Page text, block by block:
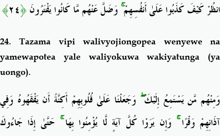
انظُرْ كَيْفَ كَذَبُوا عَلَىٰ أَنفُسِهِمْۚوَضَلَّ عَنْهُم مَّا كَانُوا يَفْتَرُونَ﴿٢٤﴾
24. Tazama vipi walivyojiongopea wenyewe na
yamewapotea yale waliyokuwa wakiyatunga (ya
uongo).
وَمِنْهُم مَّن يَسْتَمِعُ إِلَيْكَۖ وَجَعَلْنَا عَلَىٰ قُلُوبِهِمْ أَكِنَّةً أَن يَفْقَهُوهُ وَفِي
آذَانِهِمْ وَقْرًاۚ وَإِن يَرَوْا كُلَّ آيَةٍ لَّا يُؤْمِنُوا بِهَاۚ حَتَّىٰ إِذَا جَاءُوكَ